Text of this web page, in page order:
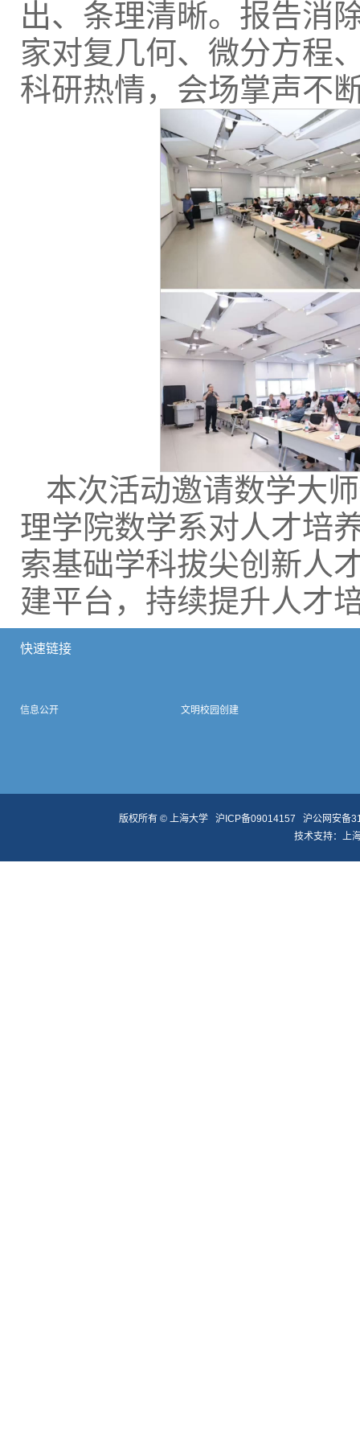
出、条理清晰。报告消
家对复几何、微分方程
科研热情，会场掌声不
本次活动邀请数学大
理学院数学系对人才培
索基础学科拔尖创新人
建平台，持续提升人才
快速链接
信息公开 文明校园创建
版权所有 © 上海大学 沪ICP备09014157
沪公网安备
技术支持：上